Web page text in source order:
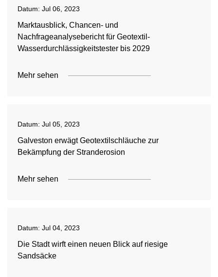
Datum: Jul 06, 2023
Marktausblick, Chancen- und
Nachfrageanalysebericht für Geotextil-
Wasserdurchlässigkeitstester bis 2029
Mehr sehen
Datum: Jul 05, 2023
Galveston erwägt Geotextilschläuche zur
Bekämpfung der Stranderosion
Mehr sehen
Datum: Jul 04, 2023
Die Stadt wirft einen neuen Blick auf riesige
Sandsäcke